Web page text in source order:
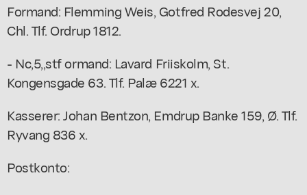
Formand: Flemming Weis, Gotfred Rodesvej 20,
Chl. Tlf. Ordrup 1812.
- Nc,5,,stf ormand: Lavard Friiskolm, St.
Kongensgade 63. Tlf. Palæ 6221 x.
Kasserer: Johan Bentzon, Emdrup Banke 159, Ø. Tlf.
Ryvang 836 x.
Postkonto: